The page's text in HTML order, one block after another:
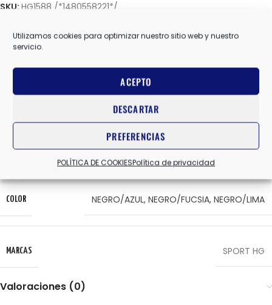
Utilizamos cookies para optimizar nuestro sitio web y nuestro
servicio.
ACEPTO
DESCARTAR
PREFERENCIAS
POLÍTICA DE COOKIESPolítica de privacidad
SKU: HG1588 /*1480558221*/
Share:
Información adicional
PESO 0,00 kg
TALLA L,M,S,XS
COLOR NEGRO/AZUL, NEGRO/FUCSIA, NEGRO/LIMA
MARCAS SPORT HG
Valoraciones (0)